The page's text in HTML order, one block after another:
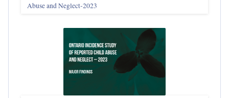
Abuse and Neglect‑2023